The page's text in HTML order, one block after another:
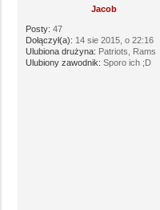
Jacob
Posty: 47
Dołączył(a): 14 sie 2015, o 22:16
Ulubiona drużyna: Patriots, Rams
Ulubiony zawodnik: Sporo ich ;D